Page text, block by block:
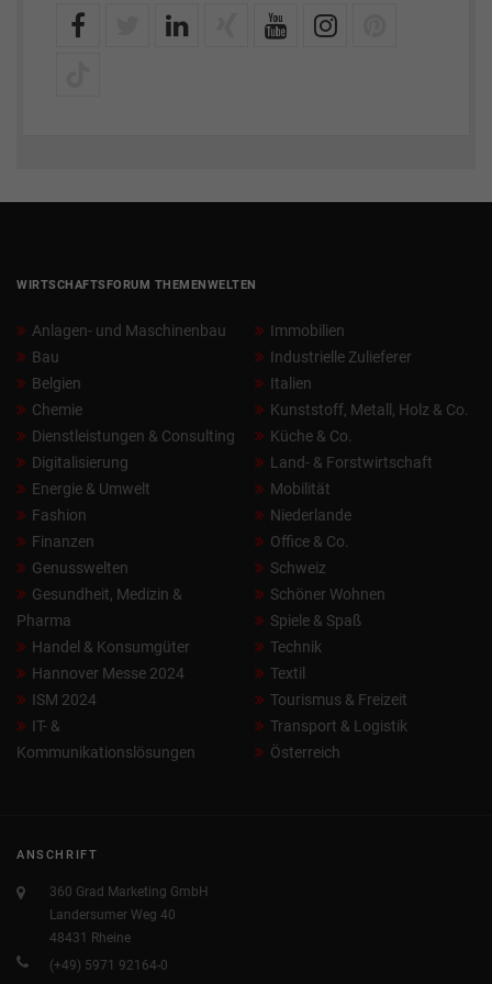
WIRTSCHAFTSFORUM THEMENWELTEN
Anlagen- und Maschinenbau
Bau
Belgien
Chemie
Dienstleistungen & Consulting
Digitalisierung
Energie & Umwelt
Fashion
Finanzen
Genusswelten
Gesundheit, Medizin &
Pharma
Handel & Konsumgüter
Hannover Messe 2024
ISM 2024
IT- &
Kommunikationslösungen
Immobilien
Industrielle Zulieferer
Italien
Kunststoff, Metall, Holz & Co.
Küche & Co.
Land- & Forstwirtschaft
Mobilität
Niederlande
Office & Co.
Schweiz
Schöner Wohnen
Spiele & Spaß
Technik
Textil
Tourismus & Freizeit
Transport & Logistik
Österreich
ANSCHRIFT
360 Grad Marketing GmbH
Landersumer Weg 40
48431 Rheine
(+49) 5971 92164-0